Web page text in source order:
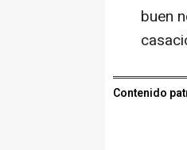
buen
Contenido